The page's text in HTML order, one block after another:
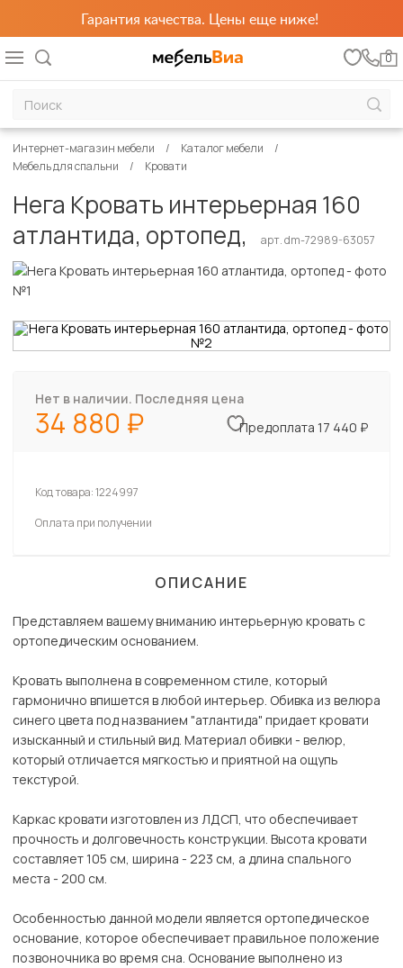
Гарантия качества. Цены еще ниже!
0
Интернет-магазин мебели
Каталог мебели
Мебель для спальни
Кровати
Нега Кровать интерьерная 160
атлантида, ортопед,
арт. dm-72989-63057
Нет в наличии. Последняя цена
34 880 Предоплата 17 440 ₽
Код товара:1224997
Оплата при получении
ОПИСАНИЕ
Представляем вашему вниманию интерьерную кровать с
ортопедическим основанием.
Кровать выполнена в современном стиле, который
гармонично впишется в любой интерьер. Обивка из велюра
синего цвета под названием "атлантида" придает кровати
изысканный и стильный вид. Материал обивки - велюр,
который отличается мягкостью и приятной на ощупь
текстурой.
Каркас кровати изготовлен из ЛДСП, что обеспечивает
прочность и долговечность конструкции. Высота кровати
составляет 105 см, ширина - 223 см, а длина спального
места - 200 см.
Особенностью данной модели является ортопедическое
основание, которое обеспечивает правильное положение
позвоночника во время сна. Основание выполнено из